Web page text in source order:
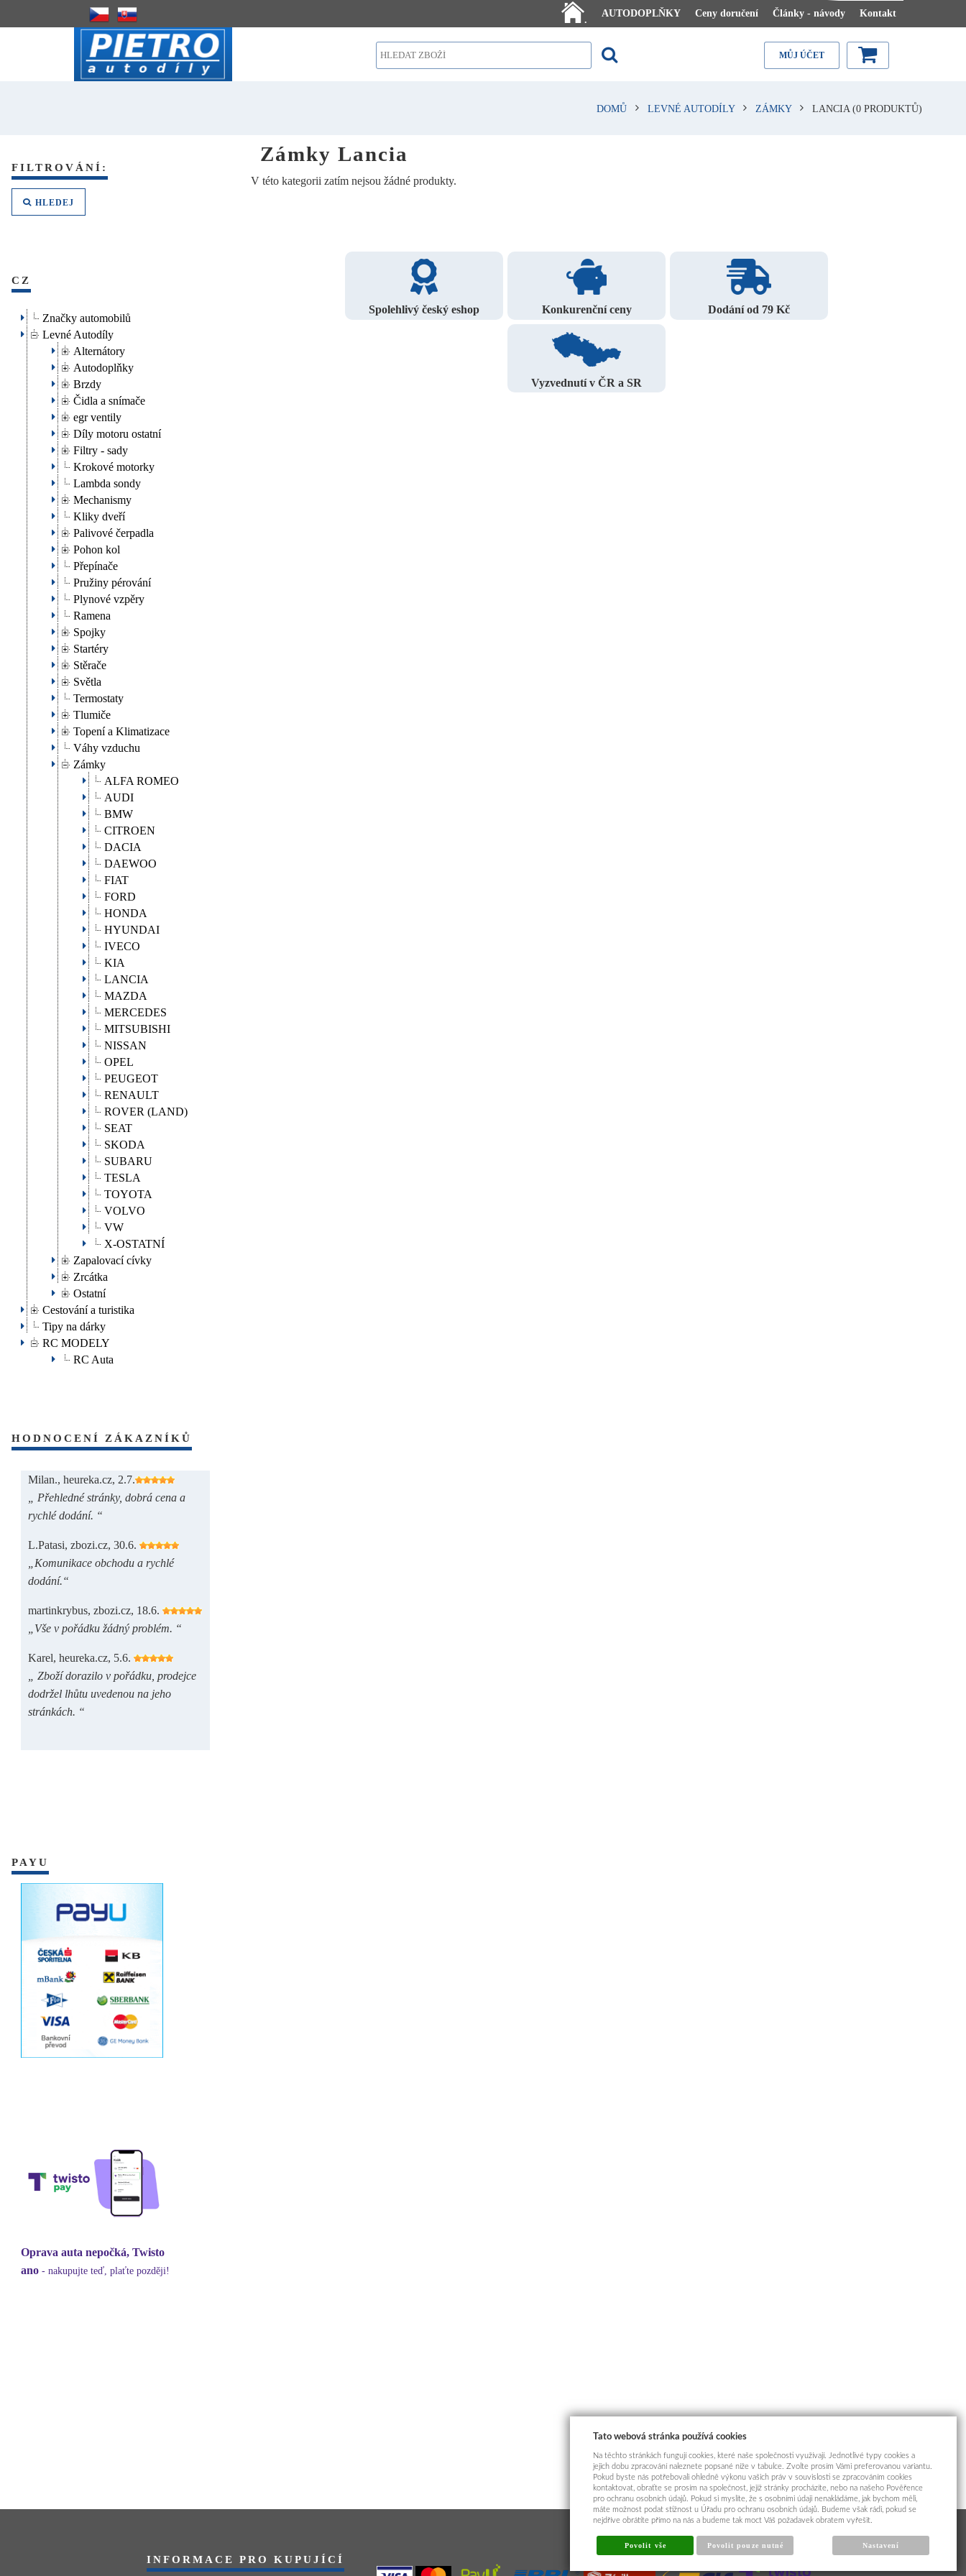
.
AUTODOPLŇKY Ceny doručení Články - návody Kontakt
MŮJ ÚČET
FILTROVÁNÍ:
HLEDEJ
CZ
Značky automobilů
Levné Autodíly
Alternátory
Autodoplňky
Brzdy
Čidla a snímače
egr ventily
Díly motoru ostatní
Filtry - sady
Krokové motorky
Lambda sondy
Mechanismy
Kliky dveří
Palivové čerpadla
Pohon kol
Přepínače
Pružiny pérování
Plynové vzpěry
Ramena
Spojky
Startéry
Stěrače
Světla
Termostaty
Tlumiče
Topení a Klimatizace
Váhy vzduchu
Zámky
ALFA ROMEO
AUDI
BMW
CITROEN
DACIA
DAEWOO
FIAT
FORD
HONDA
HYUNDAI
IVECO
KIA
LANCIA
MAZDA
MERCEDES
MITSUBISHI
NISSAN
OPEL
PEUGEOT
RENAULT
ROVER (LAND)
SEAT
SKODA
SUBARU
TESLA
TOYOTA
VOLVO
VW
X-OSTATNÍ
Zapalovací cívky
Zrcátka
Ostatní
Cestování a turistika
Tipy na dárky
RC MODELY
RC Auta
HODNOCENÍ ZÁKAZNÍKŮ
Milan., heureka.cz, 2.7.
„ Přehledné stránky, dobrá cena a
rychlé dodání. “
L.Patasi, zbozi.cz, 30.6.
„Komunikace obchodu a rychlé
dodání.“
martinkrybus, zbozi.cz, 18.6.
„Vše v pořádku žádný problém. “
Karel, heureka.cz, 5.6.
„ Zboží dorazilo v pořádku, prodejce
dodržel lhůtu uvedenou na jeho
stránkách. “
PAYU
Oprava auta nepočká, Twisto
ano - nakupujte teď, plaťte později!
DOMŮ LEVNÉ AUTODÍLY ZÁMKY LANCIA (0 PRODUKTŮ)
Zámky Lancia
V této kategorii zatím nejsou žádné produkty.
Spolehlivý český eshop Konkurenční ceny Dodání od 79 Kč
Vyzvednutí v ČR a SR
INFORMACE PRO KUPUJÍCÍ
Tato webová stránka používá cookies
Na těchto stránkách fungují cookies, které naše společnosti využívají. Jednotlivé typy cookies a
jejich dobu zpracování naleznete popsané níže v tabulce. Zvolte prosím Vámi preferovanou variantu.
Pokud byste nás potřebovali ohledně výkonu vašich práv v souvislosti se zpracováním cookies
kontaktovat, obraťte se prosím na společnost, jejíž stránky procházíte, nebo na našeho Pověřence
pro ochranu osobních údajů. Pokud si myslíte, že s osobními údaji nenakládáme, jak bychom měli,
máte možnost podat stížnost u Úřadu pro ochranu osobních údajů. Budeme však rádi, pokud se
nejdříve obrátíte přímo na nás a budeme tak moct Váš požadavek obratem vyřešit.
Povolit vše Povolit pouze nutné Nastavení